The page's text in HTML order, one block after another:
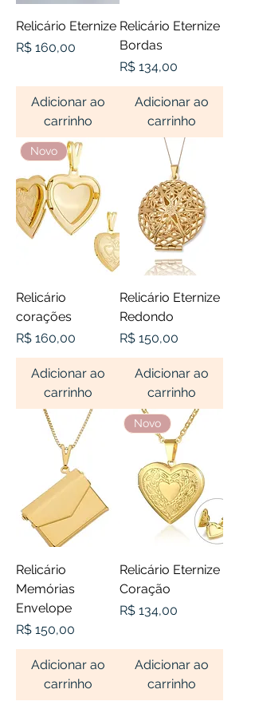
Relicário Eternize
Preço
R$ 160,00
Adicionar ao
carrinho
Relicário Eternize
Bordas
Preço
R$ 134,00
Adicionar ao
carrinho
Novo
Relicário
corações
Preço
R$ 160,00
Adicionar ao
carrinho
Relicário Eternize
Redondo
Preço
R$ 150,00
Adicionar ao
carrinho
Relicário
Memórias
Envelope
Preço
R$ 150,00
Adicionar ao
carrinho
Novo
Relicário Eternize
Coração
Preço
R$ 134,00
Adicionar ao
carrinho